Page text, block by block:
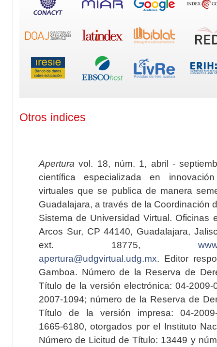
Otros índices
Apertura vol. 18, núm. 1, abril -
científica especializada en
virtuales que se publica de manera
Guadalajara, a través de la Coordinación
Sistema de Universidad Virtual. Oficinas
Arcos Sur, CP 44140, Guadalajara,
ext. 18775,
apertura@udgvirtual.udg.mx. Editor
Gamboa. Número de la Reserva de
Título de la versión electrónica: 04-2009-
2007-1094; número de la Reserva de
Título de la versión impresa: 04-2009-
1665-6180, otorgados por el Instituto
Número de Licitud de Título: 13449 y